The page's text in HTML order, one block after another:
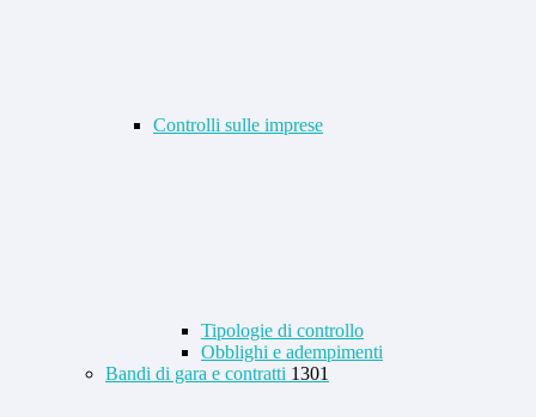
Controlli sulle imprese
Tipologie di controllo
Obblighi e adempimenti
Bandi di gara e contratti 1301